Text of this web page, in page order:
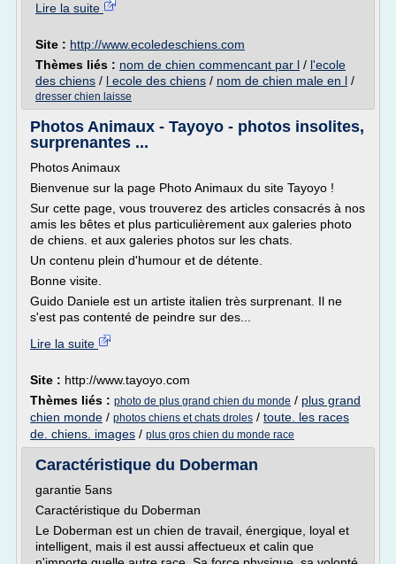
Lire la suite
Site : http://www.ecoledeschiens.com
Thèmes liés : nom de chien commencant par l / l'ecole
des chiens / l ecole des chiens / nom de chien male en l /
dresser chien laisse
Photos Animaux - Tayoyo - photos insolites,
surprenantes ...
Photos Animaux
Bienvenue sur la page Photo Animaux du site Tayoyo !
Sur cette page, vous trouverez des articles consacrés à nos
amis les bêtes et plus particulièrement aux galeries photo
de chiens. et aux galeries photos sur les chats.
Un contenu plein d'humour et de détente.
Bonne visite.
Guido Daniele est un artiste italien très surprenant. Il ne
s'est pas contenté de peindre sur des...
Lire la suite
Site : http://www.tayoyo.com
Thèmes liés : photo de plus grand chien du monde / plus grand
chien monde / photos chiens et chats droles / toute. les races
de. chiens. images / plus gros chien du monde race
Caractéristique du Doberman
garantie 5ans
Caractéristique du Doberman
Le Doberman est un chien de travail, énergique, loyal et
intelligent, mais il est aussi affectueux et calin que